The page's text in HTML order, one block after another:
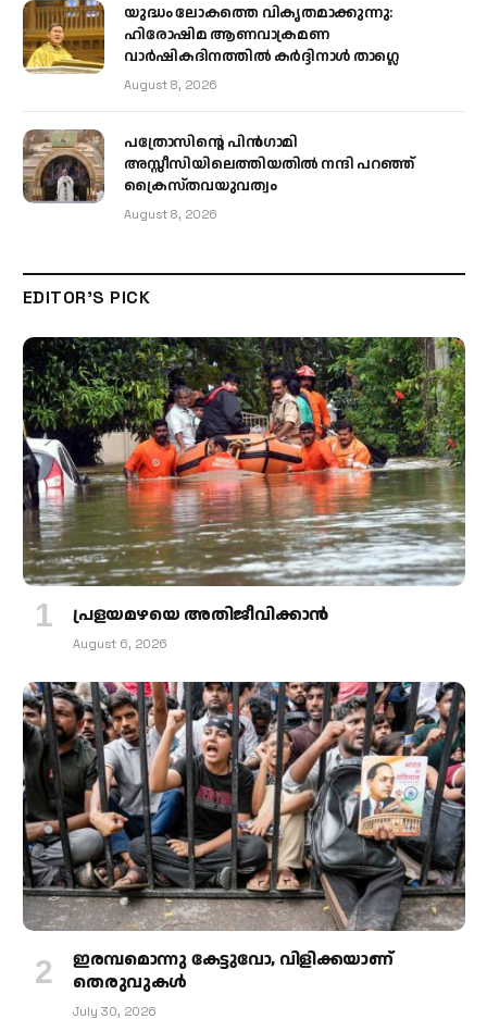
യുദ്ധം ലോകത്തെ വികൃതമാക്കുന്നു:
ഹിരോഷിമ ആണവാക്രമണ
വാർഷികദിനത്തിൽ കർദ്ദിനാൾ താഗ്ലെ
August 8, 2026
പത്രോസിന്റെ പിൻഗാമി
അസ്സീസിയിലെത്തിയതിൽ നന്ദി പറഞ്ഞ്
ക്രൈസ്തവയുവത്വം
August 8, 2026
EDITOR'S PICK
പ്രളയമഴയെ അതിജീവിക്കാന്‍
August 6, 2026
ഇരമ്പമൊന്നു കേട്ടുവോ, വിളിക്കയാണ്
തെരുവുകള്‍
July 30, 2026